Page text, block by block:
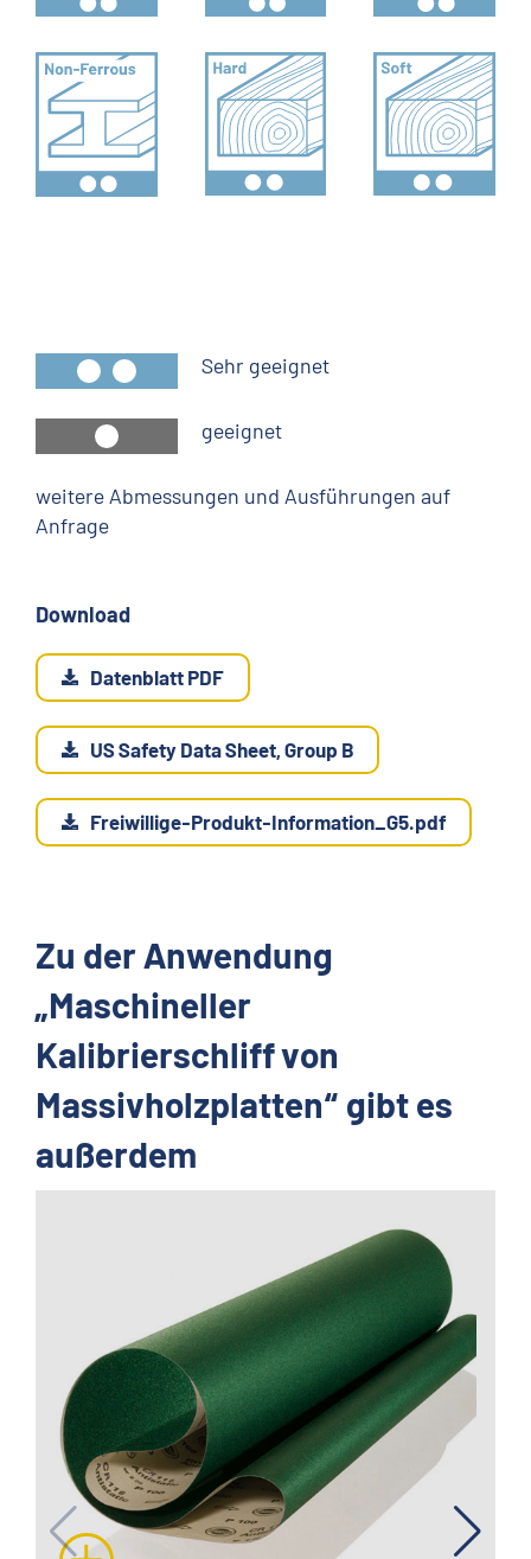
Sehr geeignet
geeignet
weitere Abmessungen und Ausführungen auf
Anfrage
Download
Datenblatt PDF
US Safety Data Sheet, Group B
Freiwillige-Produkt-Information_G5.pdf
Zu der Anwendung
„Maschineller
Kalibrierschliff von
Massivholzplatten“ gibt es
außerdem